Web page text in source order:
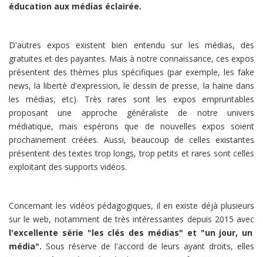
éducation aux médias éclairée.
D'autres expos existent bien entendu sur les médias, des
gratuites et des payantes. Mais à notre connaissance, ces expos
présentent des thèmes plus spécifiques (par exemple, les fake
news, la liberté d'expression, le dessin de presse, la haine dans
les médias, etc). Très rares sont les expos empruntables
proposant une approche généraliste de notre univers
médiatique, mais espérons que de nouvelles expos soient
prochainement créées. Aussi, beaucoup de celles existantes
présentent des textes trop longs, trop petits et rares sont celles
exploitant des supports vidéos.
Concernant les vidéos pédagogiques, il en existe déjà plusieurs
sur le web, notamment de très intéressantes depuis 2015 avec
l'excellente série "les clés des médias" et "un jour, un
média". Sous réserve de l'accord de leurs ayant droits, elles